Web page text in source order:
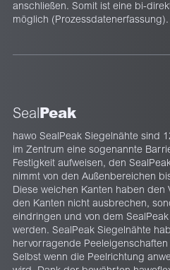
anschließen. Somit ist eine bi-
möglich (Prozessdatenerfassung).
SealPeak
hawo SealPeak Siegelnähte sind
im Zentrum eine sogenannte
Festigkeit aufweisen, den
nimmt von den Außenbereichen
Diese weichen Kanten haben den
den Kanten nicht ausbrechen,
eindringen und von dem
werden. SealPeak Siegelnähte
hervorragende
Selbst wenn die Peelrichtung